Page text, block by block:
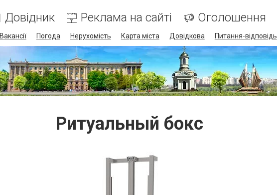
Довідник Реклама на сайті Оголошення
Вакансії Погода Нерухомість Карта міста Довідкова Питання-відповідь
Ритуальный бокс